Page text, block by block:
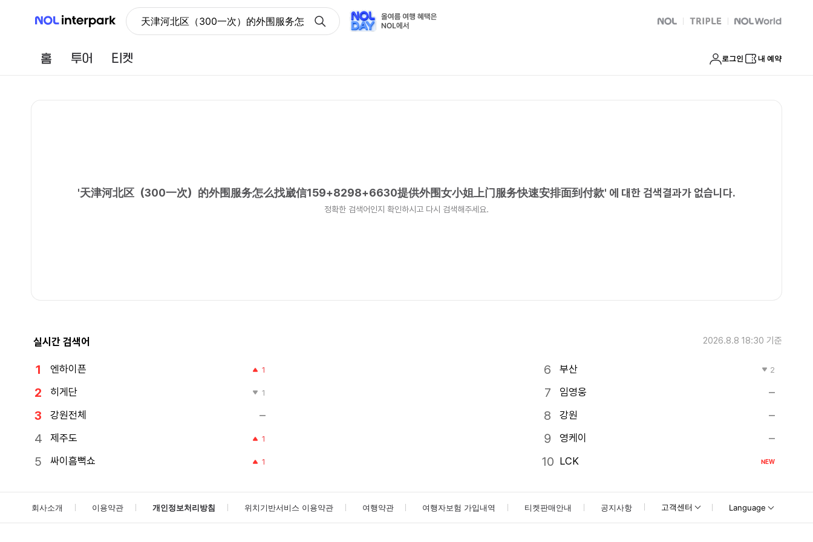
NOL 인터파크 天津河北区（300一次）的外围服务怎么找崴信159+8298+6630提供外围女小姐上门服务快速安排面到付款 NOL 트리플 Global Interpark
홈 투어 로그인 내 예약
'天津河北区（300一次）的外围服务怎么找崴信159+8298+6630提供外围女小姐上门服务快速安排面到付款' 에 대한 검색결과가 없습니다.
정확한 검색어인지 확인하시고 다시 검색해주세요.
실시간 검색어 2026.8.8 18:30 기준
엔하이픈 1
히게단 1
강원전체
제주도
1
싸이흠뻑쇼 1
부산 2
임영웅
강원
영케이
LCK
NEW
회사소개 이용약관 개인정보처리방침 위치기반서비스 이용약관 여행약관 여행자보험 가입내역 티켓판매안내 공지사항 고객센터 Language